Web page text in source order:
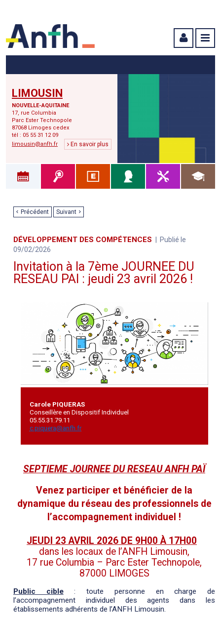
LIMOUSIN
NOUVELLE-AQUITAINE
17, rue Columbia
Parc Ester Technopole
87068 Limoges cedex
tél : 05 55 31 12 09
limousin@anfh.fr
En savoir plus
Précédent Suivant
DÉVELOPPEMENT DES COMPÉTENCES
Publié le
09/02/2026
Invitation à la 7ème JOURNEE DU
RESEAU PAI : jeudi 23 avril 2026 !
Carole PIQUERAS
Conseillère en Dispositif Individuel
05.55.31.79.11
c.piquera@anfh.fr
SEPTIEME JOURNEE DU RESEAU ANFH PAÏ
Venez participer et bénéficier de la
dynamique du réseau des professionnels de
l’accompagnement individuel !
JEUDI 23 AVRIL 2026 DE 9H00 À 17H00
dans les locaux de l’ANFH Limousin,
17 rue Columbia – Parc Ester Technopole,
87000 LIMOGES
Public cible: toute personne en charge de
l’accompagnement individuel des agents dans les
établissements adhérents de l’ANFH Limousin.